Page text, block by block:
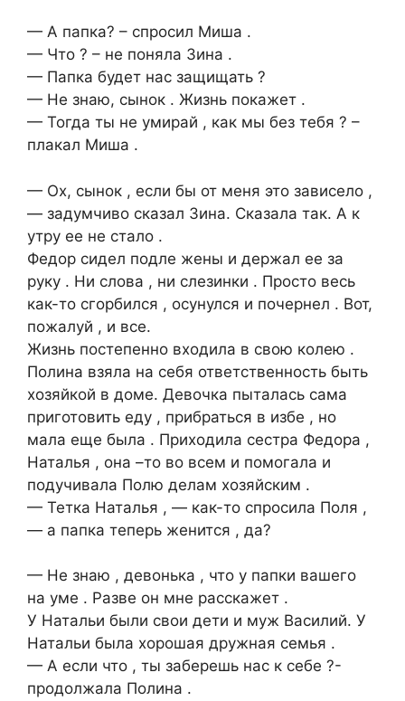
— А папка? – спросил Миша .
— Что ? – не поняла Зина .
— Папка будет нас защищать ?
— Не знаю, сынок . Жизнь покажет .
— Тогда ты не умирай , как мы без тебя ? –
плакал Миша .
— Ох, сынок , если бы от меня это зависело ,
— задумчиво сказал Зина. Сказала так. А к
утру ее не стало .
Федор сидел подле жены и держал ее за
руку . Ни слова , ни слезинки . Просто весь
как-то сгорбился , осунулся и почернел . Вот,
пожалуй , и все.
Жизнь постепенно входила в свою колею .
Полина взяла на себя ответственность быть
хозяйкой в доме. Девочка пыталась сама
приготовить еду , прибраться в избе , но
мала еще была . Приходила сестра Федора ,
Наталья , она –то во всем и помогала и
подучивала Полю делам хозяйским .
— Тетка Наталья , — как-то спросила Поля ,
— а папка теперь женится , да?
— Не знаю , девонька , что у папки вашего
на уме . Разве он мне расскажет .
У Натальи были свои дети и муж Василий. У
Натальи была хорошая дружная семья .
— А если что , ты заберешь нас к себе ?-
продолжала Полина .